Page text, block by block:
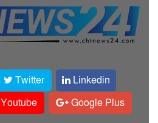
Twitter
Linkedin
Youtube Google Plus